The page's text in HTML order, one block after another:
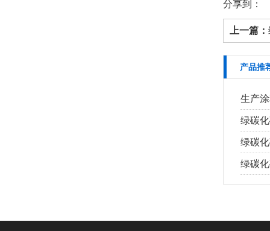
分享到：
上一篇：
产品推
生产
绿碳
绿碳
绿碳